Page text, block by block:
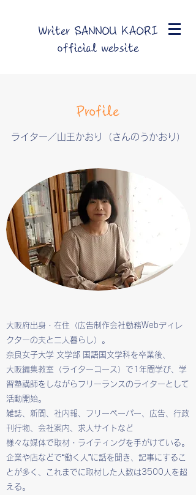
Writer SANNOU KAORI
official website
Profile
ライター／山王かおり（さんのうかおり）
大阪府出身・在住（広告制作会社勤務Webディレ
クターの夫と二人暮らし）。
奈良女子大学 文学部 国語国文学科を卒業後、
大阪編集教室（ライターコース）で1年間学び、学
習塾講師をしながらフリーランスのライターとして
活動開始。
雑誌、新聞、社内報、フリーペーパー、広告、行政
刊行物、会社案内、求人サイトなど
様々な媒体で取材・ライティングを手がけている。
企業や店などで“働く人”に話を聞き、記事にするこ
とが多く、これまでに取材した人数は3500人を超
える。